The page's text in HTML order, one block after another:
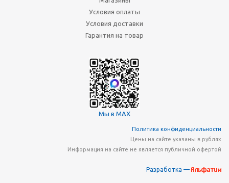
Условия оплаты
Условия доставки
Гарантия на товар
Мы в MAX
Политика конфиденциальности
Цены на сайте указаны в рублях
Информация на сайте не является публичной офертой
Разработка —